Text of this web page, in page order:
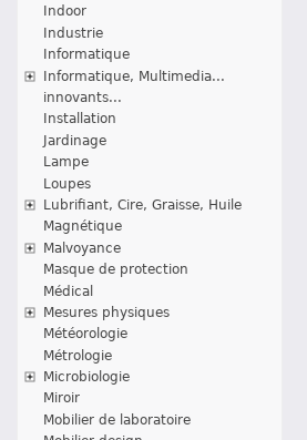
Indoor
Industrie
Informatique
Informatique, Multimedia...
innovants...
Installation
Jardinage
Lampe
Loupes
Lubrifiant, Cire, Graisse, Huile
Magnétique
Malvoyance
Masque de protection
Médical
Mesures physiques
Météorologie
Métrologie
Microbiologie
Miroir
Mobilier de laboratoire